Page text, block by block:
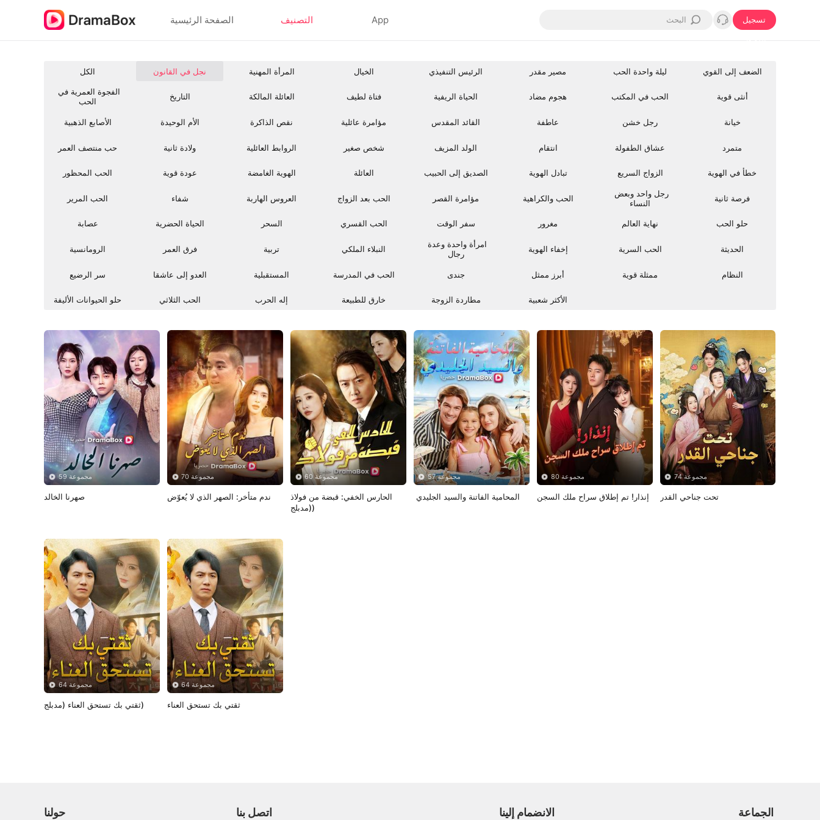
الصفحة الرئيسية التصنيف App تسجيل
الكل نجل في القانون المرأة المهنية الخيال الرئيس التنفيذي مصير مقدر ليلة واحدة الحب الضعف إلى القوي
الفجوة العمرية في
الحب
التاريخ العائلة المالكة فتاة لطيف الحياة الريفية هجوم مضاد الحب في المكتب أنثى قوية
الأصابع الذهبية الأم الوحيدة نقص الذاكرة مؤامرة عائلية القائد المقدس عاطفة رجل خشن خيانة
حب منتصف العمر ولادة ثانية الروابط العائلية شخص صغير الولد المزيف انتقام عشاق الطفولة متمرد
الحب المحظور عودة قوية الهوية الغامضة العائلة الصديق إلى الحبيب تبادل الهوية الزواج السريع خطأ في الهوية
الحب المرير شفاء العروس الهاربة الحب بعد الزواج مؤامرة القصر الحب والكراهية
رجل واحد وبعض
النساء
فرصة ثانية
عصابة الحياة الحضرية السحر الحب القسري سفر الوقت مغرور نهاية العالم حلو الحب
الرومانسية فرق العمر تربية النبلاء الملكي
امرأة واحدة وعدة
رجال
إخفاء الهوية الحب السرية الحديثة
سر الرضيع العدو إلى عاشقا المستقبلية الحب في المدرسة جندى أبرز ممثل ممثلة قوية النظام
حلو الحيوانات الأليفة الحب الثلاثي إله الحرب خارق للطبيعة مطاردة الزوجة الأكثر شعبية
59 مجموعة
صهرنا الخالد
70 مجموعة
ندم متأخر: الصهر الذي لا يُعوّض
60 مجموعة
الحارس الخفي: قبضة من فولاذ
(مدبلج)
57 مجموعة
المحامية الفاتنة والسيد الجليدي
80 مجموعة
إنذار! تم إطلاق سراح ملك السجن
74 مجموعة
تحت جناحي القدر
64 مجموعة
ثقتي بك تستحق العناء (مدبلج)
64 مجموعة
ثقتي بك تستحق العناء
حولنا اتصل بنا الانضمام إلينا الجماعة